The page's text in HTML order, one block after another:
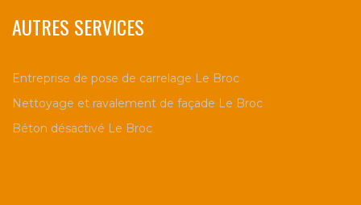
AUTRES SERVICES
Entreprise de pose de carrelage Le Broc
Nettoyage et ravalement de façade Le Broc
Béton désactivé Le Broc